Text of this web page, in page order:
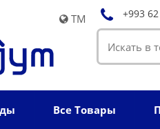
TM +993
Все Товары